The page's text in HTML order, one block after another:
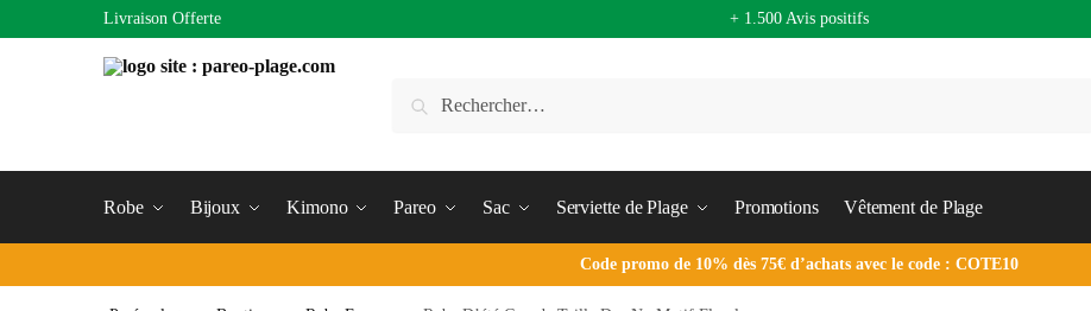
Livraison Offerte + 1.500 Avis positifs
Robe Bijoux Kimono Pareo Sac Serviette de Plage Promotions Vêtement de Plage
Code promo de 10% dès 75€ d’achats avec le code : COTE10